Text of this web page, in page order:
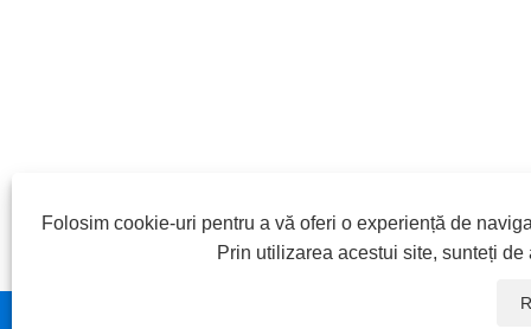
Folosim cookie-uri pentru a vă oferi o experiență de
Prin utilizarea acestui site, sunteți